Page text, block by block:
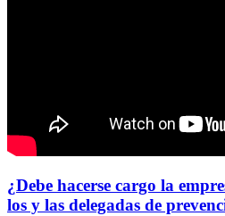
¿Debe hacerse cargo la
los y las delegadas de